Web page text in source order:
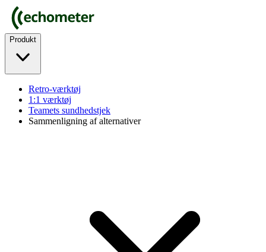
Produkt
Retro-værktøj
1:1 værktøj
Teamets sundhedstjek
Sammenligning af alternativer